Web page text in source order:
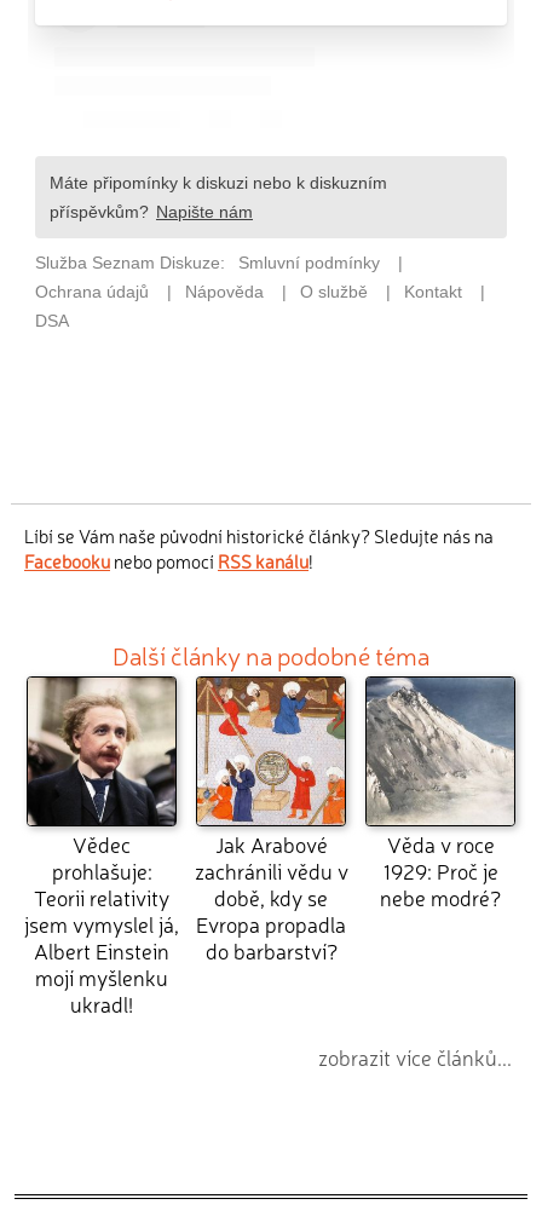
Líbí se Vám naše původní historické články? Sledujte nás na
Facebookunebo pomocí RSS kanálu!
Další články na podobné téma
Vědec
prohlašuje:
Teorii relativity
jsem vymyslel já,
Albert Einstein
mojí myšlenku
ukradl!
Jak Arabové
zachránili vědu v
době, kdy se
Evropa propadla
do barbarství?
Věda v roce
1929: Proč je
nebe modré?
zobrazit více článků...